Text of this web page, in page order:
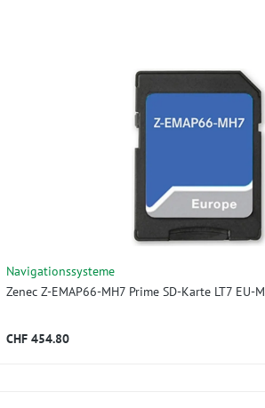
Navigationssysteme
Zenec Z-EMAP66-MH7 Prime SD-Karte LT7 EU-
CHF 454.80